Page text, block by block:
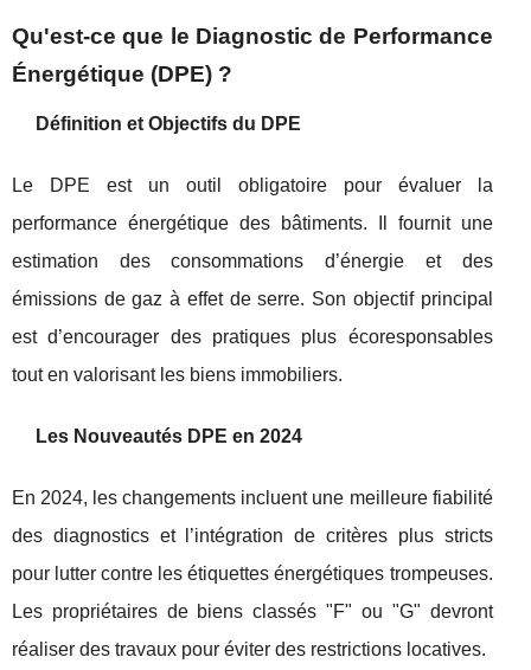
Qu'est-ce que le Diagnostic de Performance
Énergétique (DPE) ?
Définition et Objectifs du DPE
Le DPE est un outil obligatoire pour évaluer la
performance énergétique des bâtiments. Il fournit une
estimation des consommations d’énergie et des
émissions de gaz à effet de serre. Son objectif principal
est d’encourager des pratiques plus écoresponsables
tout en valorisant les biens immobiliers.
Les Nouveautés DPE en 2024
En 2024, les changements incluent une meilleure fiabilité
des diagnostics et l’intégration de critères plus stricts
pour lutter contre les étiquettes énergétiques trompeuses.
Les propriétaires de biens classés "F" ou "G" devront
réaliser des travaux pour éviter des restrictions locatives.